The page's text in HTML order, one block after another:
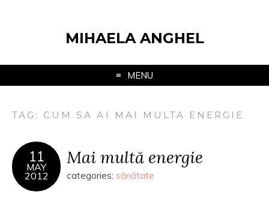
MIHAELA ANGHEL
MENU
TAG: CUM SA AI MAI MULTA ENERGIE
11
MAY
2012
Mai multă energie
categories: sănătate